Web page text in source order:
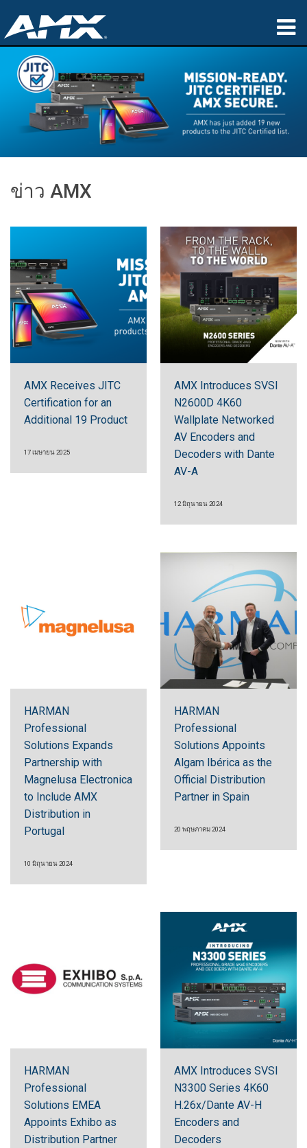
ผลิตภัณฑ์
การประยุกต์ใช้
Partners
ที่ซื้อสินค้า
การฝึกอบรม
ภาษา/ภูมิภาค
ข่าว AMX
AMX Receives JITC
Certification for an
Additional 19 Product
17 เมษายน 2025
AMX Introduces SVSI
N2600D 4K60
Wallplate Networked
AV Encoders and
Decoders with Dante
AV-A
12 มิถุนายน 2024
HARMAN
Professional
Solutions Expands
Partnership with
Magnelusa Electronica
to Include AMX
Distribution in
Portugal
10 มิถุนายน 2024
HARMAN
Professional
Solutions Appoints
Algam Ibérica as the
Official Distribution
Partner in Spain
20 พฤษภาคม 2024
HARMAN
Professional
Solutions EMEA
Appoints Exhibo as
Distribution Partner
AMX Introduces SVSI
N3300 Series 4K60
H.26x/Dante AV-H
Encoders and
Decoders